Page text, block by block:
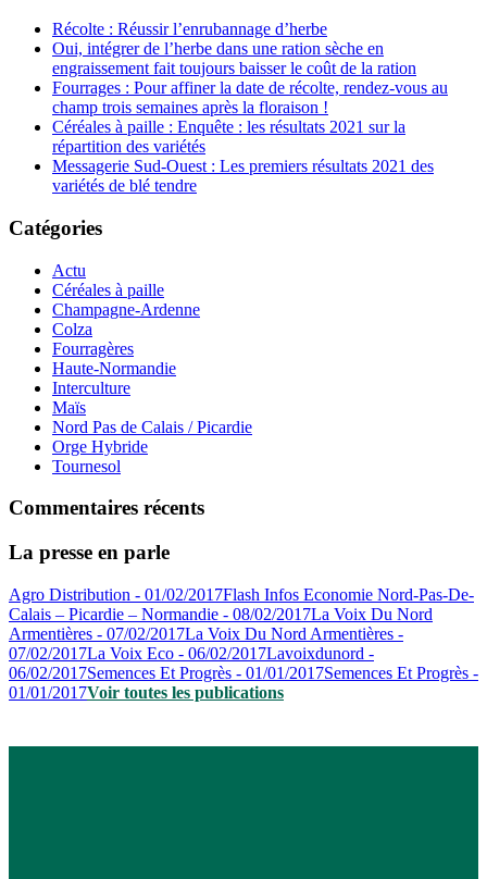
Récolte : Réussir l’enrubannage d’herbe
Oui, intégrer de l’herbe dans une ration sèche en
engraissement fait toujours baisser le coût de la ration
Fourrages : Pour affiner la date de récolte, rendez-vous au
champ trois semaines après la floraison !
Céréales à paille : Enquête : les résultats 2021 sur la
répartition des variétés
Messagerie Sud-Ouest : Les premiers résultats 2021 des
variétés de blé tendre
Catégories
Actu
Céréales à paille
Champagne-Ardenne
Colza
Fourragères
Haute-Normandie
Interculture
Maïs
Nord Pas de Calais / Picardie
Orge Hybride
Tournesol
Commentaires récents
La presse en parle
Agro Distribution - 01/02/2017Flash Infos Economie Nord-Pas-De-
Calais – Picardie – Normandie - 08/02/2017La Voix Du Nord
Armentières - 07/02/2017La Voix Du Nord Armentières -
07/02/2017La Voix Eco - 06/02/2017Lavoixdunord -
06/02/2017Semences Et Progrès - 01/01/2017Semences Et Progrès -
01/01/2017Voir toutes les publications